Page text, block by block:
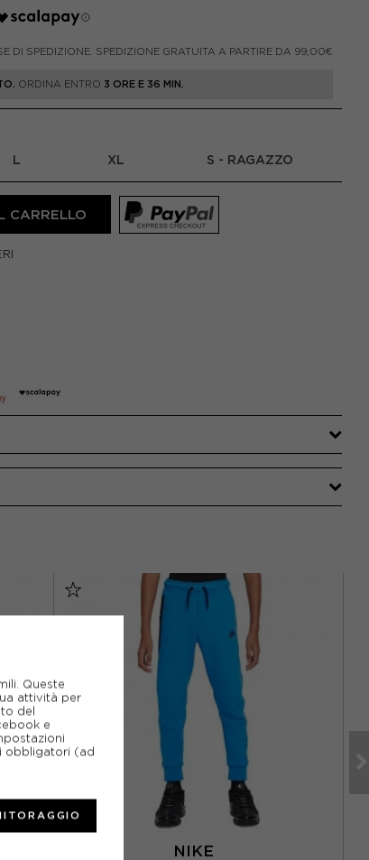
DI SPEDIZIONE. SPEDIZIONE GRATUITA A PARTIRE DA 99,00€
ORDINA ENTRO 3 ORE E 36 MIN.
L XL S - RAGAZZO
CARRELLO
NIKE
Queste
attività per
del
e
obbligatori (ad